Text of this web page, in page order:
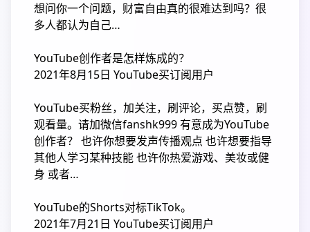
想问你一个问题，财富自由真的很难达到吗？很
多人都认为自己…
YouTube创作者是怎样炼成的？
2021年8月15日 YouTube买订阅用户
YouTube买粉丝，加关注，刷评论，买点赞，刷
观看量。请加微信fanshk999 有意成为YouTube
创作者？ 也许你想要发声传播观点 也许想要指导
其他人学习某种技能 也许你热爱游戏、美妆或健
身 或者…
YouTube的Shorts对标TikTok。
2021年7月21日 YouTube买订阅用户